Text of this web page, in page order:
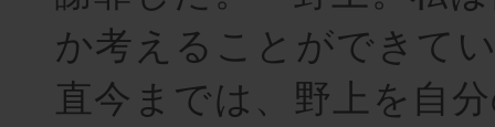
か考えることができて
直今までは、野上を自